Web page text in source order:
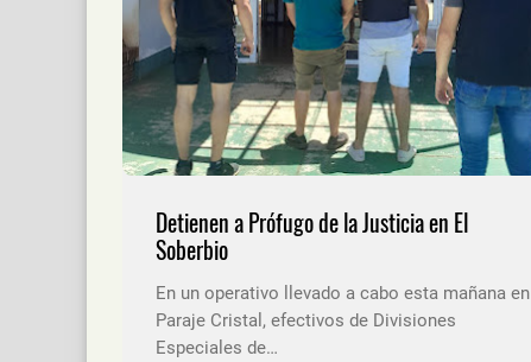
Detienen a Prófugo de la Justicia en El
Soberbio
En un operativo llevado a cabo esta mañana en
Paraje Cristal, efectivos de Divisiones
Especiales de…